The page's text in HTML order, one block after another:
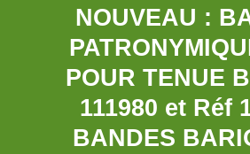
NOUVEAU :
POUR TENUE
111980 et Réf
BANDES